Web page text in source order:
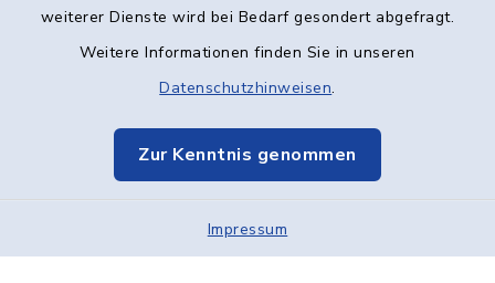
weiterer Dienste wird bei Bedarf gesondert abgefragt.
Weitere Informationen finden Sie in unseren
Datenschutzhinweisen.
Zur Kenntnis genommen
Impressum
Datenschutz
Elektronische Kommunikation
Sitemap